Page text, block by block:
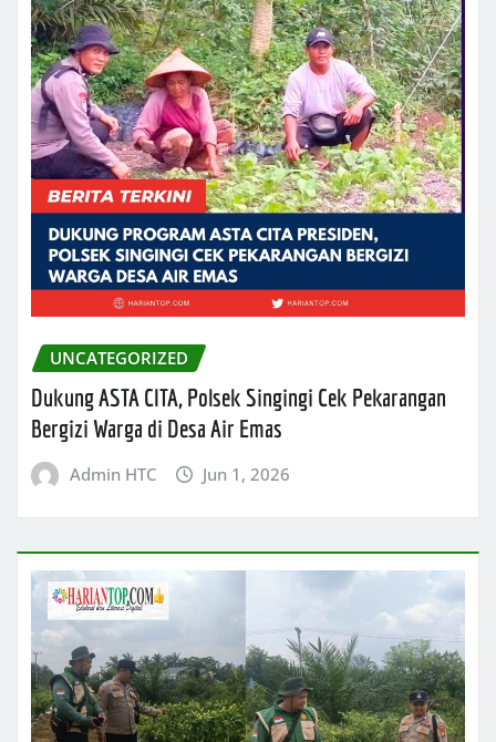
UNCATEGORIZED
Dukung ASTA CITA, Polsek Singingi Cek Pekarangan
Bergizi Warga di Desa Air Emas
Admin HTC Jun 1, 2026